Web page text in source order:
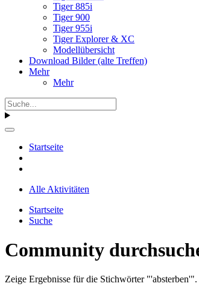
Tiger 885i
Tiger 900
Tiger 955i
Tiger Explorer & XC
Modellübersicht
Download Bilder (alte Treffen)
Mehr
Mehr
Startseite
Alle Aktivitäten
Startseite
Suche
Community
Zeige Ergebnisse für die Stichwörter "'absterben'".